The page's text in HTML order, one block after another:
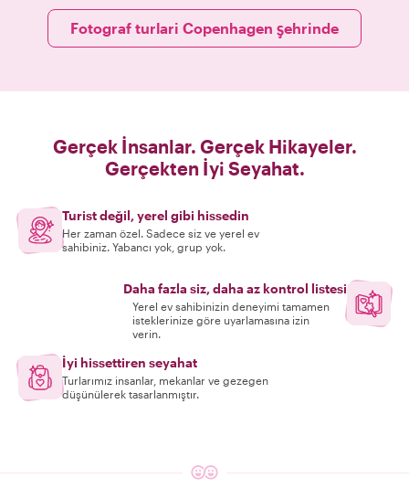
Fotograf turlari Copenhagen şehrinde
Gerçek İnsanlar. Gerçek Hikayeler.
Gerçekten İyi Seyahat.
Turist değil, yerel gibi hissedin
Her zaman özel. Sadece siz ve yerel ev
sahibiniz. Yabancı yok, grup yok.
Daha fazla siz, daha az kontrol listesi
Yerel ev sahibinizin deneyimi tamamen
isteklerinize göre uyarlamasına izin
verin.
İyi hissettiren seyahat
Turlarımız insanlar, mekanlar ve gezegen
düşünülerek tasarlanmıştır.